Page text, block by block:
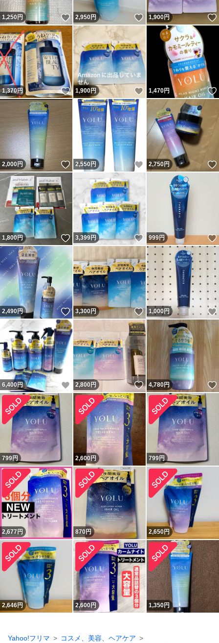
1,250円 いいね！
2,950円 いいね！
1,900円
1,370円 いいね！
1,900円 いいね！
1,470円
2,000円 いいね！
2,550円 いいね！
2,750円
1,800円 いいね！
3,399円 いいね！
999円
2,490円 いいね！
3,300円 いいね！
1,000円
6,400円 いいね！
2,800円 いいね！
4,780円
799円 2,600円 799円
2,677円 870円 2,650円
2,646円 2,600円 1,350円
Yahoo!フリマ
コスメ、美容、ヘアケア